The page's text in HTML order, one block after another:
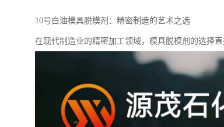
10号白油模具脱模剂：精密制造的艺术之选
在现代制造业的精密加工领域，模具脱模剂的选择